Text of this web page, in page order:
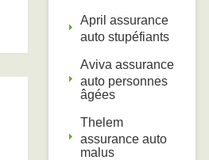
April assurance
auto stupéfiants
Aviva assurance
auto personnes
âgées
Thelem
assurance auto
malus